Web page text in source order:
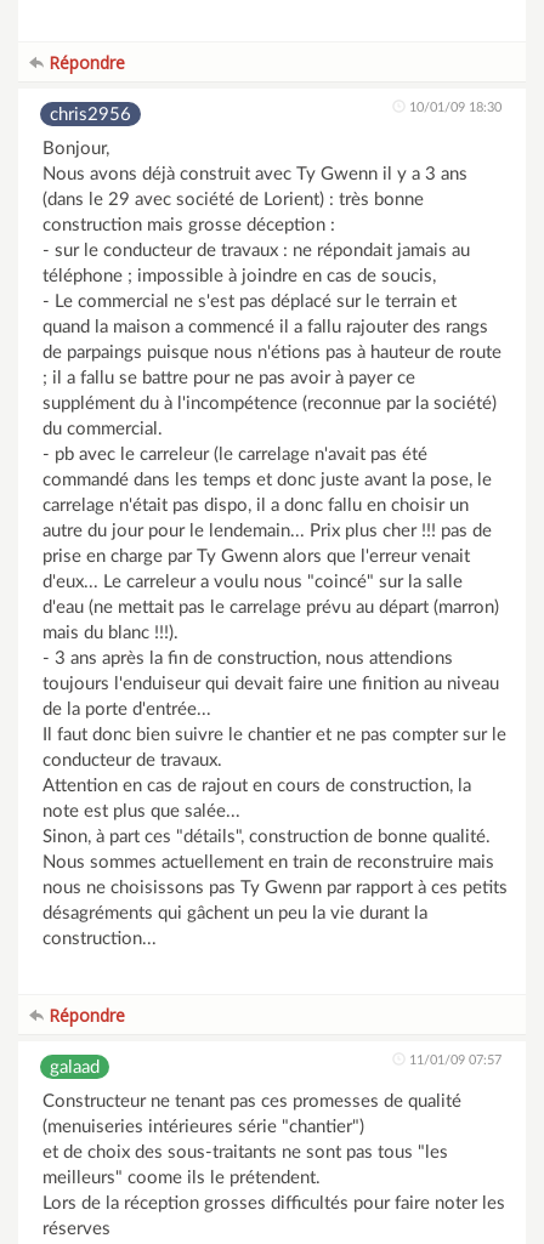
Répondre
chris2956 10/01/09 18:30
Bonjour,
Nous avons déjà construit avec Ty Gwenn il y a 3 ans
(dans le 29 avec société de Lorient) : très bonne
construction mais grosse déception :
- sur le conducteur de travaux : ne répondait jamais au
téléphone ; impossible à joindre en cas de soucis,
- Le commercial ne s'est pas déplacé sur le terrain et
quand la maison a commencé il a fallu rajouter des rangs
de parpaings puisque nous n'étions pas à hauteur de route
; il a fallu se battre pour ne pas avoir à payer ce
supplément du à l'incompétence (reconnue par la société)
du commercial.
- pb avec le carreleur (le carrelage n'avait pas été
commandé dans les temps et donc juste avant la pose, le
carrelage n'était pas dispo, il a donc fallu en choisir un
autre du jour pour le lendemain... Prix plus cher !!! pas de
prise en charge par Ty Gwenn alors que l'erreur venait
d'eux... Le carreleur a voulu nous "coincé" sur la salle
d'eau (ne mettait pas le carrelage prévu au départ (marron)
mais du blanc !!!).
- 3 ans après la fin de construction, nous attendions
toujours l'enduiseur qui devait faire une finition au niveau
de la porte d'entrée...
Il faut donc bien suivre le chantier et ne pas compter sur le
conducteur de travaux.
Attention en cas de rajout en cours de construction, la
note est plus que salée...
Sinon, à part ces "détails", construction de bonne qualité.
Nous sommes actuellement en train de reconstruire mais
nous ne choisissons pas Ty Gwenn par rapport à ces petits
désagréments qui gâchent un peu la vie durant la
construction...
Répondre
galaad 11/01/09 07:57
Constructeur ne tenant pas ces promesses de qualité
(menuiseries intérieures série "chantier")
et de choix des sous-traitants ne sont pas tous "les
meilleurs" coome ils le prétendent.
Lors de la réception grosses difficultés pour faire noter les
réserves